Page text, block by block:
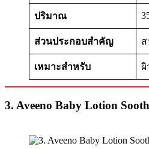
ปริมาณ
ส่วนประกอบสำคัญ
เหมาะสำหรับ ผิ
3. Aveeno Baby Lotion